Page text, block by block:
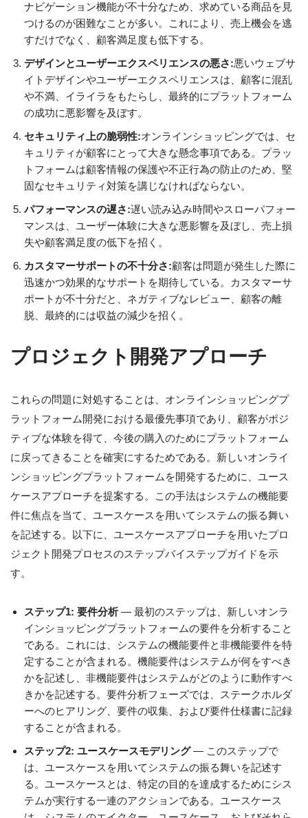
ナビゲーション機能が不十分なため、求めている商品を見
つけるのが困難なことが多い。これにより、売上機会を逃
すだけでなく、顧客満足度も低下する。
デザインとユーザーエクスペリエンスの悪さ:悪いウェブサ
イトデザインやユーザーエクスペリエンスは、顧客に混乱
や不満、イライラをもたらし、最終的にプラットフォーム
の成功に悪影響を及ぼす。
セキュリティ上の脆弱性:オンラインショッピングでは、セ
キュリティが顧客にとって大きな懸念事項である。プラッ
トフォームは顧客情報の保護や不正行為の防止のため、堅
固なセキュリティ対策を講じなければならない。
パフォーマンスの遅さ:遅い読み込み時間やスローパフォー
マンスは、ユーザー体験に大きな悪影響を及ぼし、売上損
失や顧客満足度の低下を招く。
カスタマーサポートの不十分さ:顧客は問題が発生した際に
迅速かつ効果的なサポートを期待している。カスタマーサ
ポートが不十分だと、ネガティブなレビュー、顧客の離
脱、最終的には収益の減少を招く。
プロジェクト開発アプローチ
これらの問題に対処することは、オンラインショッピングプ
ラットフォーム開発における最優先事項であり、顧客がポジ
ティブな体験を得て、今後の購入のためにプラットフォーム
に戻ってきることを確実にするためである。新しいオンライ
ンショッピングプラットフォームを開発するために、ユース
ケースアプローチを提案する。この手法はシステムの機能要
件に焦点を当て、ユースケースを用いてシステムの振る舞い
を記述する。以下に、ユースケースアプローチを用いたプロ
ジェクト開発プロセスのステップバイステップガイドを示
す。
ステップ1: 要件分析― 最初のステップは、新しいオンラ
インショッピングプラットフォームの要件を分析すること
である。これには、システムの機能要件と非機能要件を特
定することが含まれる。機能要件はシステムが何をすべき
かを記述し、非機能要件はシステムがどのように動作すべ
きかを記述する。要件分析フェーズでは、ステークホルダ
ーへのヒアリング、要件の収集、および要件仕様書に記録
することが含まれる。
ステップ2: ユースケースモデリング― このステップで
は、ユースケースを用いてシステムの振る舞いを記述す
る。ユースケースとは、特定の目的を達成するためにシス
テムが実行する一連のアクションである。ユースケース